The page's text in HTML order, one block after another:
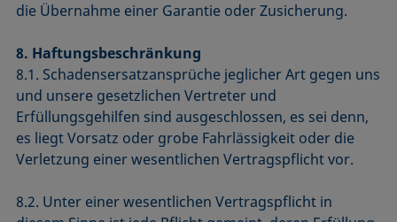
die Übernahme einer Garantie oder Zusicherung.
8. Haftungsbeschränkung
8.1. Schadensersatzansprüche jeglicher Art gegen uns
und unsere gesetzlichen Vertreter und
Erfüllungsgehilfen sind ausgeschlossen, es sei denn,
es liegt Vorsatz oder grobe Fahrlässigkeit oder die
Verletzung einer wesentlichen Vertragspflicht vor.
8.2. Unter einer wesentlichen Vertragspflicht in